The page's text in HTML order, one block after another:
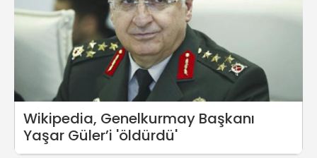
Wikipedia, Genelkurmay Başkanı
Yaşar Güler’i 'öldürdü'